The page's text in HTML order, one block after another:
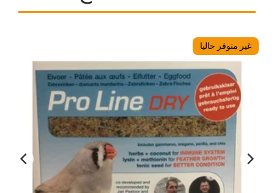
غير متوفر حاليا